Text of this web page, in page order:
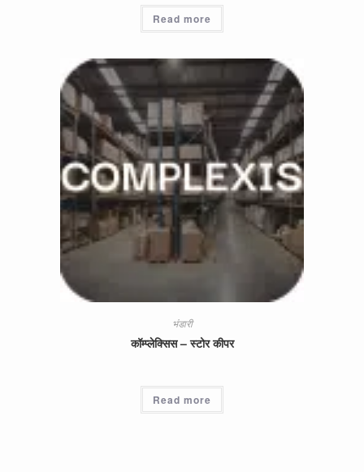
Read more
भंडारी
कॉम्प्लेक्सिस – स्टोर कीपर
Read more